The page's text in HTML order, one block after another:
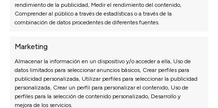
rendimiento de la publicidad, Medir el rendimiento del contenido,
Comprender al público a través de estadísticas o a través de la
combinación de datos procedentes de diferentes fuentes.
Marketing
Almacenar la información en un dispositivo y/o acceder a ella, Uso de
datos limitados para seleccionar anuncios básicos, Crear perfiles para
publicidad personalizada, Utilizar perfiles para seleccionar la publicidad
personalizada, Crear un perfil para personalizar el contenido, Uso de
perfiles para la selección de contenido personalizado, Desarrollo y
mejora de los servicios.
Álvaro Murillo
CEO de Sofás Valencia
Soy Álvaro Murillo experto en sofás y colchones y
CEO de Sofás Valencia. Con muchos años de